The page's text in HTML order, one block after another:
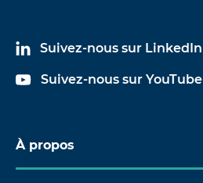
Suivez-nous sur LinkedIn
Suivez-nous sur YouTube
À propos